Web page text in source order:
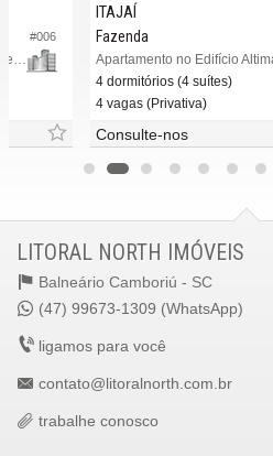
#006
Apartamento no Edifício Cézanne Residence
ITAJAÍ
Fazenda
4 dormitórios (4 suítes)
4 vagas (Privativa)
Consulte-nos
LITORAL NORTH IMÓVEIS
Balneário Camboriú - SC
(47) 99673-1309 (WhatsApp)
ligamos para você
contato@litoralnorth.com.br
trabalhe conosco